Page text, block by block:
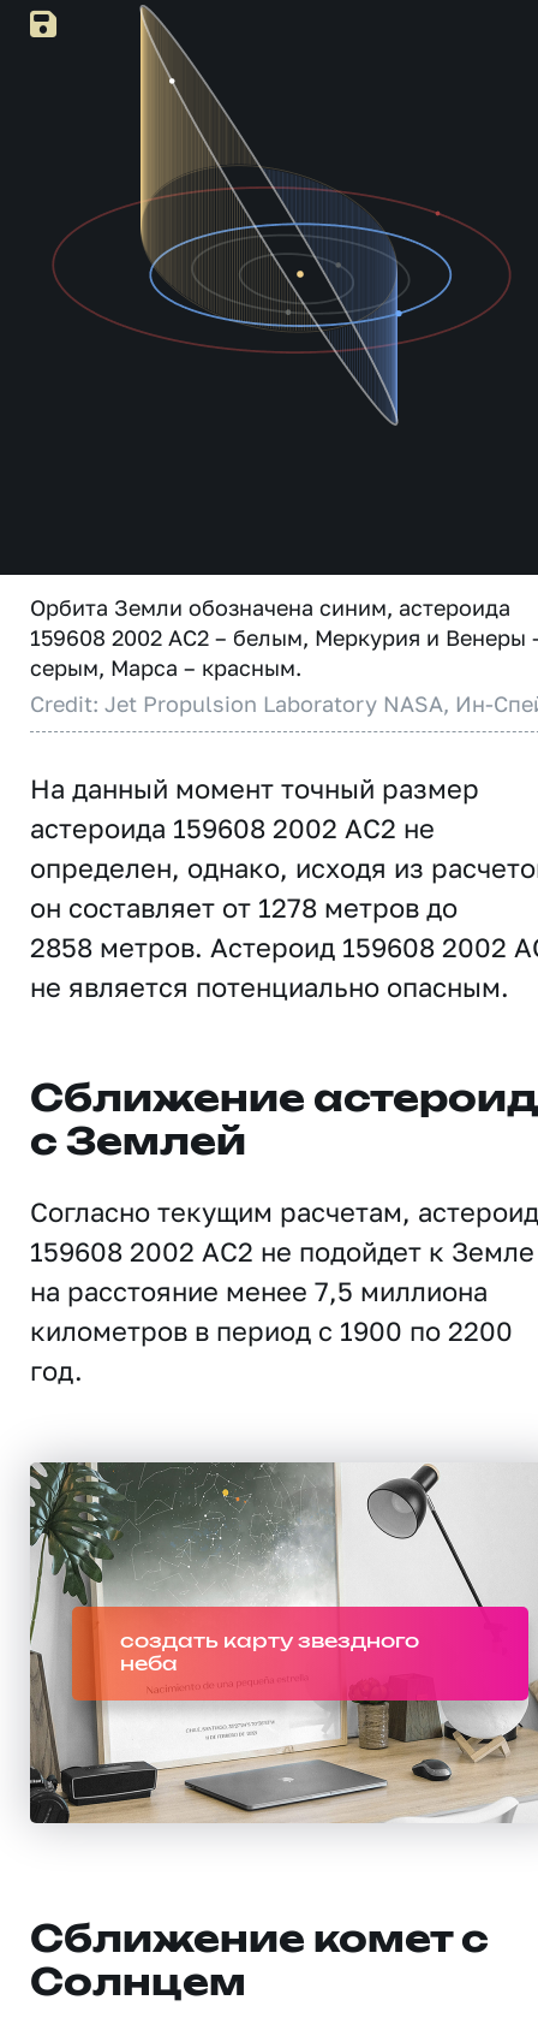
Орбита Земли обозначена синим, астероида
159608 2002 AC2 – белым, Меркурия и Венеры
серым, Марса – красным.
Credit: Jet Propulsion Laboratory NASA, Ин-
На данный момент точный размер
астероида 159608 2002 AC2 не
определен, однако, исходя из
он составляет от 1278 метров до
2858 метров. Астероид 159608 2002
не является потенциально опасным.
Сближение
с Землей
Согласно текущим расчетам, астероид
159608 2002 AC2 не подойдет к Земле
на расстояние менее 7,5 миллиона
километров в период с 1900 по 2200
год.
создать карту звездного
неба
Сближение комет с
Солнцем